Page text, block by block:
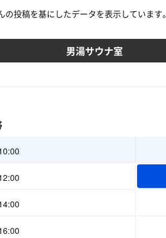
の投稿を基にしたデータを表示しています。
男湯サウナ室